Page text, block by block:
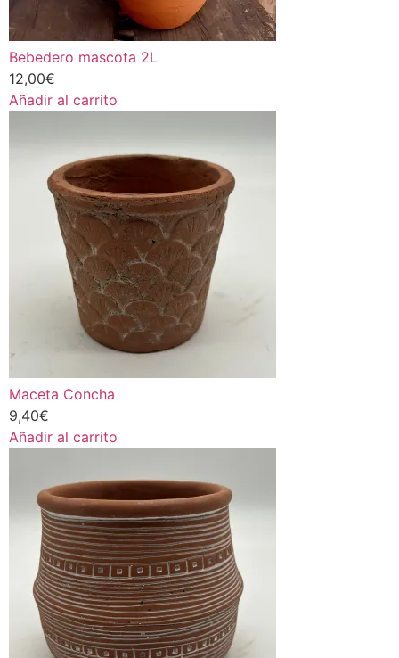
Bebedero mascota 2L
12,00€
Añadir al carrito
Maceta Concha
9,40€
Añadir al carrito